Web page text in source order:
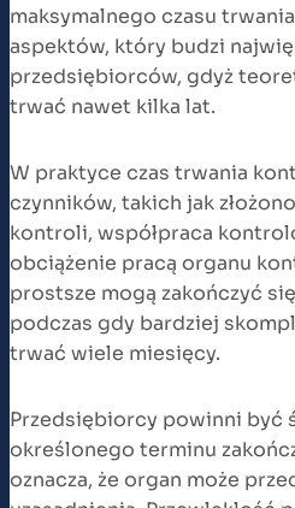
maksymalnego czasu
aspektów, który budzi
przedsiębiorców, gdyż
trwać nawet kilka lat.
W praktyce czas trwania
czynników, takich jak
kontroli, współpraca
obciążenie pracą organu
prostsze mogą zakończyć
podczas gdy bardziej
trwać wiele miesięcy.
Przedsiębiorcy powinni być
określonego terminu
oznacza, że organ może